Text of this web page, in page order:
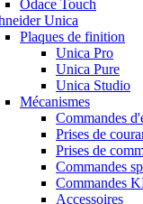
Odace Touch
Unica
Plaques de finition
Unica Pro
Unica Pure
Unica Studio
Mécanismes
Commandes
Prises de
Prises de
Commandes
Commandes
Accessoires